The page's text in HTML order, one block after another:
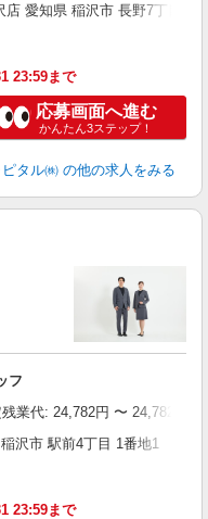
店 愛知県 稲沢市 長野7丁目
23:59まで
応募画面へ進む
かんたん3ステップ！
タル㈱ の他の求人をみる
フ
業代: 24,782円 〜 24,782円
沢市 駅前4丁目 1番地1
23:59まで